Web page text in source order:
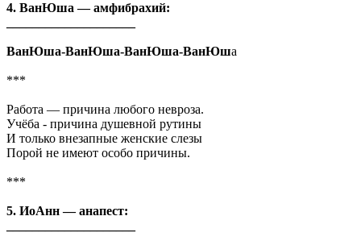
4. ВанЮша — амфибрахий:
ВанЮша-ВанЮша-ВанЮша-ВанЮша
***
Работа — причина любого невроза.
Учёба - причина душевной рутины
И только внезапные женские слезы
Порой не имеют особо причины.
***
5. ИоАнн — анапест: